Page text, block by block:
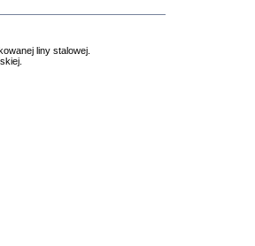
liny stalowej.